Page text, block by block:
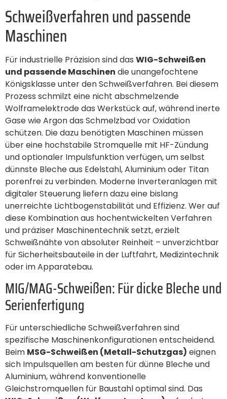
Schweißverfahren und passende
Maschinen
Für industrielle Präzision sind das WIG-Schweißen
und passende Maschinen die unangefochtene
Königsklasse unter den Schweißverfahren. Bei diesem
Prozess schmilzt eine nicht abschmelzende
Wolframelektrode das Werkstück auf, während inerte
Gase wie Argon das Schmelzbad vor Oxidation
schützen. Die dazu benötigten Maschinen müssen
über eine hochstabile Stromquelle mit HF-Zündung
und optionaler Impulsfunktion verfügen, um selbst
dünnste Bleche aus Edelstahl, Aluminium oder Titan
porenfrei zu verbinden. Moderne Inverteranlagen mit
digitaler Steuerung liefern dazu eine bislang
unerreichte Lichtbogenstabilität und Effizienz. Wer auf
diese Kombination aus hochentwickelten Verfahren
und präziser Maschinentechnik setzt, erzielt
Schweißnähte von absoluter Reinheit – unverzichtbar
für Sicherheitsbauteile in der Luftfahrt, Medizintechnik
oder im Apparatebau.
MIG/MAG-Schweißen: Für dicke Bleche und
Serienfertigung
Für unterschiedliche Schweißverfahren sind
spezifische Maschinenkonfigurationen entscheidend.
Beim MSG-Schweißen (Metall-Schutzgas) eignen
sich Impulsquellen am besten für dünne Bleche und
Aluminium, während konventionelle
Gleichstromquellen für Baustahl optimal sind. Das